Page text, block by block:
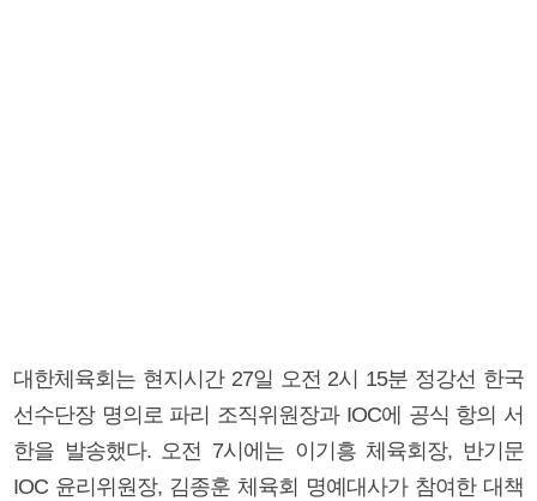
대한체육회는 현지시간 27일 오전 2시 15분 정강선 한국
선수단장 명의로 파리 조직위원장과 IOC에 공식 항의 서
한을 발송했다. 오전 7시에는 이기흥 체육회장, 반기문
IOC 윤리위원장, 김종훈 체육회 명예대사가 참여한 대책